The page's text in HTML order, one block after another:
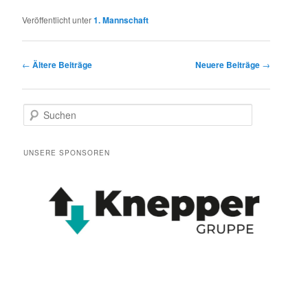
Veröffentlicht unter1. Mannschaft
Beitrags-
← Ältere Beiträge Neuere Beiträge →
u
h
UNSERE SPONSOREN